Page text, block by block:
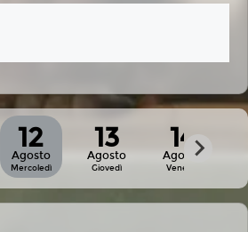
12
Agosto
Mercoledì
13
Agosto
Giovedì
14
Agosto
Venerdì